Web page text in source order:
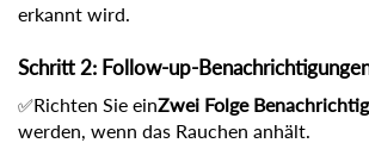
erkannt wird.
Schritt 2: Follow-up-
✅Richten Sie einZwei Folge
werden, wenn das Rauchen anhält.